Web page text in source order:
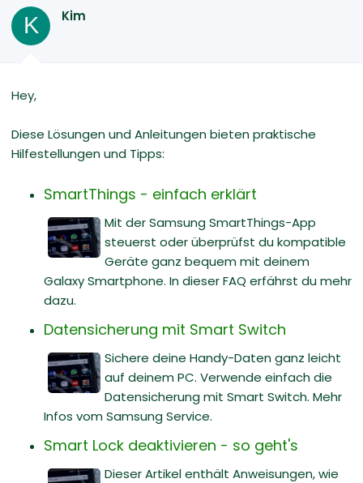
K Kim
Hey,
Diese Lösungen und Anleitungen bieten praktische
Hilfestellungen und Tipps:
SmartThings - einfach erklärt
Mit der Samsung SmartThings-App
steuerst oder überprüfst du kompatible
Geräte ganz bequem mit deinem
Galaxy Smartphone. In dieser FAQ erfährst du mehr
dazu.
Datensicherung mit Smart Switch
Sichere deine Handy-Daten ganz leicht
auf deinem PC. Verwende einfach die
Datensicherung mit Smart Switch. Mehr
Infos vom Samsung Service.
Smart Lock deaktivieren - so geht's
Dieser Artikel enthält Anweisungen, wie